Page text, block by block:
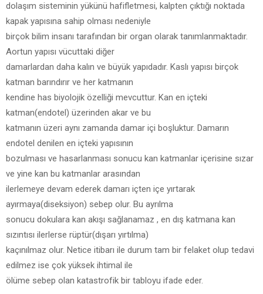
dolaşım sisteminin yükünü hafifletmesi, kalpten çıktığı noktada
kapak yapısına sahip olması nedeniyle
birçok bilim insanı tarafından bir organ olarak tanımlanmaktadır.
Aortun yapısı vücuttaki diğer
damarlardan daha kalın ve büyük yapıdadır. Kaslı yapısı birçok
katman barındırır ve her katmanın
kendine has biyolojik özelliği mevcuttur. Kan en içteki
katman(endotel) üzerinden akar ve bu
katmanın üzeri aynı zamanda damar içi boşluktur. Damarın
endotel denilen en içteki yapısının
bozulması ve hasarlanması sonucu kan katmanlar içerisine sızar
ve yine kan bu katmanlar arasından
ilerlemeye devam ederek damarı içten içe yırtarak
ayırmaya(diseksiyon) sebep olur. Bu ayrılma
sonucu dokulara kan akışı sağlanamaz , en dış katmana kan
sızıntısı ilerlerse rüptür(dışarı yırtılma)
kaçınılmaz olur. Netice itibarı ile durum tam bir felaket olup tedavi
edilmez ise çok yüksek ihtimal ile
ölüme sebep olan katastrofik bir tabloyu ifade eder.